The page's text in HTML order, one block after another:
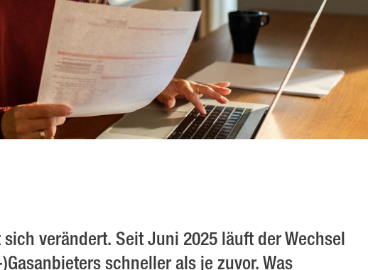
verändert. Seit Juni 2025 läuft der Wechsel
schneller als je zuvor. Was